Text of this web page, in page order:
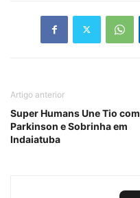
Artigo anterior
Super Humans Une Tio com
Parkinson e Sobrinha em
Indaiatuba